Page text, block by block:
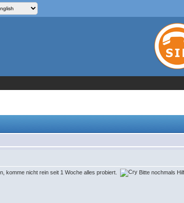
komme nicht rein seit 1 Woche alles probiert. Bitte nochmals